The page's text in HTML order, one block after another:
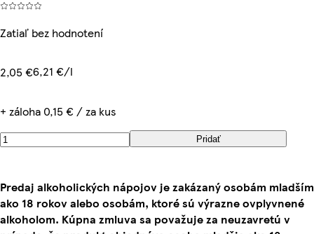
Zatiaľ bez hodnotení
2,05 €6,21 €/l
+ záloha 0,15 € / za kus
Pridať
Predaj alkoholických nápojov je zakázaný osobám mladším
ako 18 rokov alebo osobám, ktoré sú výrazne ovplyvnené
alkoholom. Kúpna zmluva sa považuje za neuzavretú v